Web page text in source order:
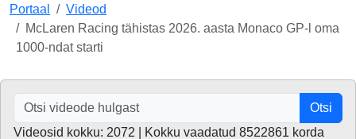
Portaal
Videod
McLaren Racing tähistas 2026. aasta Monaco GP-l oma
1000-ndat starti
Otsi
Videosid kokku: 2072 | Kokku vaadatud 8522861 korda